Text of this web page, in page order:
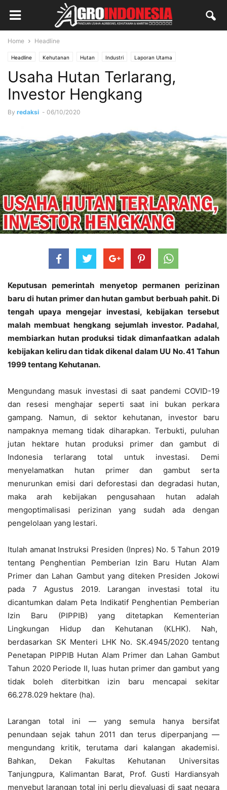
Home Headline
Headline Kehutanan Hutan Industri Laporan Utama
Usaha Hutan Terlarang,
Investor Hengkang
By redaksi - 06/10/2020
Keputusan pemerintah menyetop permanen perizinan
baru di hutan primer dan hutan gambut berbuah pahit. Di
tengah upaya mengejar investasi, kebijakan tersebut
malah membuat hengkang sejumlah investor. Padahal,
membiarkan hutan produksi tidak dimanfaatkan adalah
kebijakan keliru dan tidak dikenal dalam UU No. 41 Tahun
1999 tentang Kehutanan.
Mengundang masuk investasi di saat pandemi COVID-19
dan resesi menghajar seperti saat ini bukan perkara
gampang. Namun, di sektor kehutanan, investor baru
nampaknya memang tidak diharapkan. Terbukti, puluhan
jutan hektare hutan produksi primer dan gambut di
Indonesia terlarang total untuk investasi. Demi
menyelamatkan hutan primer dan gambut serta
menurunkan emisi dari deforestasi dan degradasi hutan,
maka arah kebijakan pengusahaan hutan adalah
mengoptimalisasi perizinan yang sudah ada dengan
pengelolaan yang lestari.
Itulah amanat Instruksi Presiden (Inpres) No. 5 Tahun 2019
tentang Penghentian Pemberian Izin Baru Hutan Alam
Primer dan Lahan Gambut yang diteken Presiden Jokowi
pada 7 Agustus 2019. Larangan investasi total itu
dicantumkan dalam Peta Indikatif Penghentian Pemberian
Izin Baru (PIPPIB) yang ditetapkan Kementerian
Lingkungan Hidup dan Kehutanan (KLHK). Nah,
berdasarkan SK Menteri LHK No. SK.4945/2020 tentang
Penetapan PIPPIB Hutan Alam Primer dan Lahan Gambut
Tahun 2020 Periode II, luas hutan primer dan gambut yang
tidak boleh diterbitkan izin baru mencapai sekitar
66.278.029 hektare (ha).
Larangan total ini — yang semula hanya bersifat
penundaan sejak tahun 2011 dan terus diperpanjang —
mengundang kritik, terutama dari kalangan akademisi.
Bahkan, Dekan Fakultas Kehutanan Universitas
Tanjungpura, Kalimantan Barat, Prof. Gusti Hardiansyah
menyebut larangan total ini perlu dievaluasi di saat negara